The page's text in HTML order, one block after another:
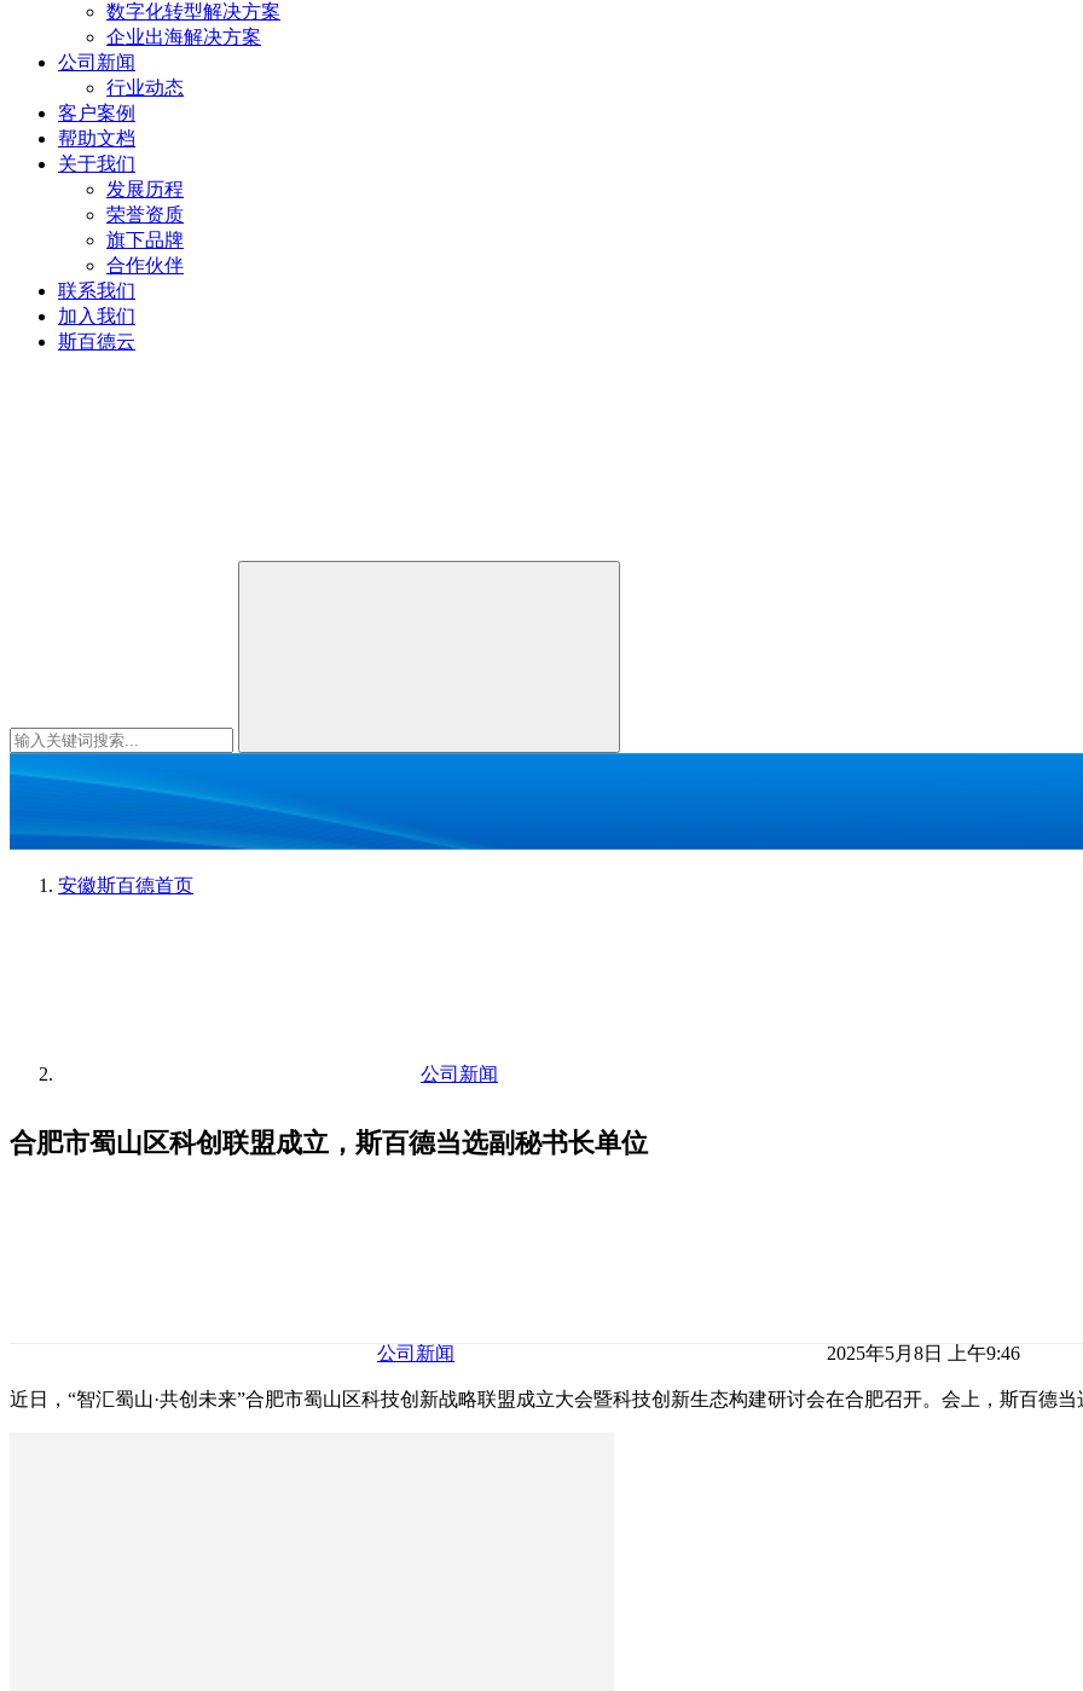
数字化转型解决方案
企业出海解决方案
公司新闻
行业动态
客户案例
帮助文档
关于我们
发展历程
荣誉资质
旗下品牌
合作伙伴
联系我们
加入我们
斯百德云
安徽斯百德首页
公司新闻
合肥市蜀山区科创联盟成立，斯百德当选副秘书长单位
公司新闻 2025年5月8日 上午9:46
近日，“智汇蜀山·共创未来”合肥市蜀山区科技创新战略联盟成立大会暨科技创新生态构建研讨会在合肥召开。会上，斯百德当